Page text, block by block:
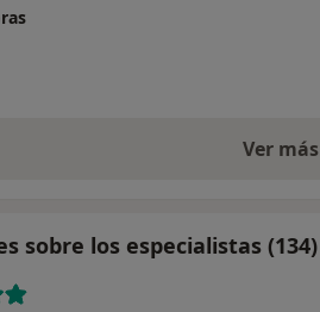
Ver más
sobre los especialistas (134)